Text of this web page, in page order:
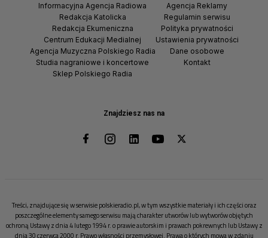
Znajdziesz nas na
Informacyjna Agencja Radiowa
Redakcja Katolicka
Redakcja Ekumeniczna
Centrum Edukacji Medialnej
Agencja Muzyczna Polskiego Radia
Studia nagraniowe i koncertowe
Sklep Polskiego Radia
Agencja Reklamy
Regulamin serwisu
Polityka prywatności
Ustawienia prywatności
Dane osobowe
Kontakt
Treści, znajdujące się w serwisie polskieradio.pl, w tym wszystkie materiały i ich części oraz
poszczególne elementy samego serwisu mają charakter utworów lub wytworów objętych
ochroną Ustawy z dnia 4 lutego 1994 r. o prawie autorskim i prawach pokrewnych lub Ustawy z
dnia 30 czerwca 2000 r. Prawo własności przemysłowej. Prawa o których mowa w zdaniu